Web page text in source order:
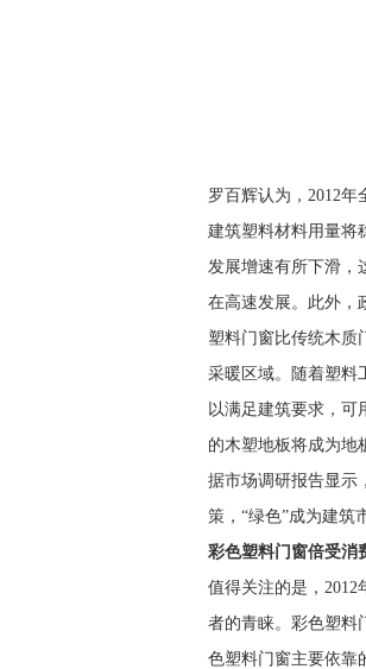
罗百辉认为，2012
建筑塑料材料用量将
发展增速有所下滑，
在高速发展。此外，
塑料门窗比传统木质
采暖区域。随着塑料
以满足建筑要求，可
的木塑地板将成为地
据市场调研报告显示
策，“绿色”成为建筑
彩色塑料门窗倍受消
值得关注的是，
者的青睐。彩色塑料
色塑料门窗主要依靠